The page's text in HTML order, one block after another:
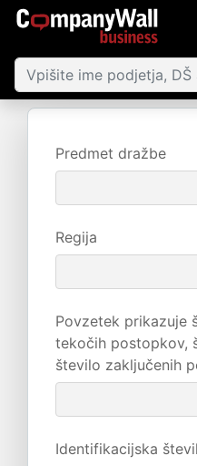
Predmet dražbe
Regija
Povzetek prikazuje
tekočih postopkov,
število zaključenih
Identifikacijska